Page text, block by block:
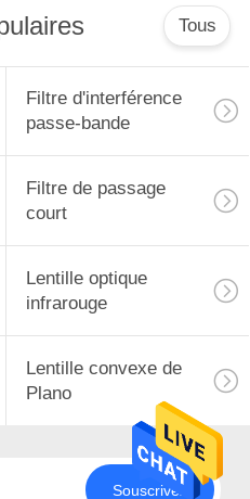
Tous
Filtre d'interférence
passe-bande
Filtre de passage
court
Lentille optique
infrarouge
Lentille convexe de
Plano
Souscrivez